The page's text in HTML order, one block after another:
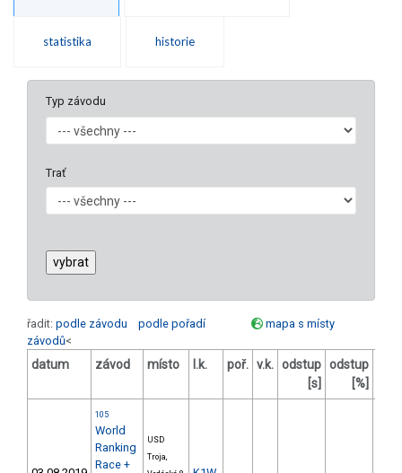
statistika historie
Typ závodu
Trať
řadit: podle závodu podle pořadí
mapa s místy
závodů<
datum závod místo l.k. poř. v.k. odstup
[s]
odstup
[%]
105
World
Ranking
Race +
USD
Troja,